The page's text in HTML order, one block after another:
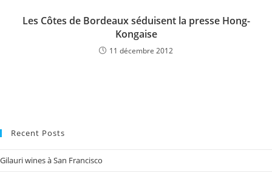
Les Côtes de Bordeaux séduisent la presse Hong-
Kongaise
11 décembre 2012
Recent Posts
Gilauri wines à San Francisco